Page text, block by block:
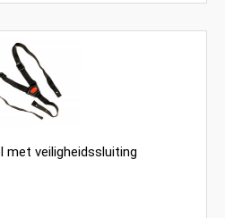
met veiligheidssluiting